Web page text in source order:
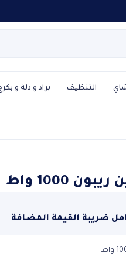
التنظيف براد و دلة و
ضريبة القيمة المضافة